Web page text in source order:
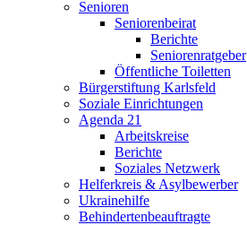
Senioren
Seniorenbeirat
Berichte
Seniorenratgeber
Öffentliche Toiletten
Bürgerstiftung Karlsfeld
Soziale Einrichtungen
Agenda 21
Arbeitskreise
Berichte
Soziales Netzwerk
Helferkreis & Asylbewerber
Ukrainehilfe
Behindertenbeauftragte